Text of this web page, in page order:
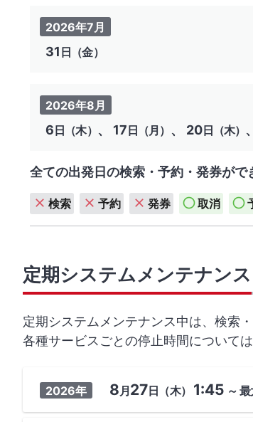
2026年7月
31 日（金）
2026年8月
6日（木） 、 17日（月） 、 20日（木）
全ての出発日の検索・予約・発券がで
検索 予約 発券 取消
定期システムメンテナンス
定期システムメンテナンス中は、検索
各種サービスごとの停止時間について
2026年 8月 27日 （木） 1:45 ～ 最